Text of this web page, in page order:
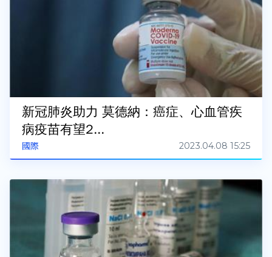
國際
新冠肺炎助力 莫德納：癌症、心血管疾
病疫苗有望2...
2023.04.08 15:25